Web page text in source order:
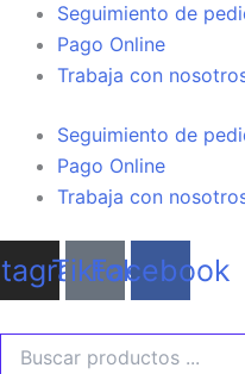
Seguimiento de
Pago Online
Trabaja con
Seguimiento de
Pago Online
Trabaja con
Tiktok
Facebook